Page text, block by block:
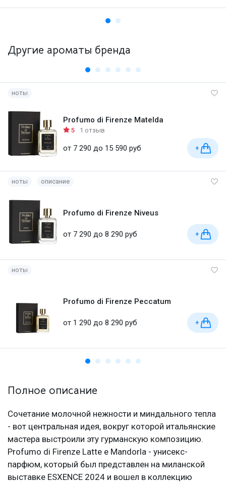
Другие ароматы бренда
ноты
Profumo di Firenze Matelda
5 1 отзыв
от 7 290 до 15 590 руб +
ноты описание
Profumo di Firenze Niveus
от 7 290 до 8 290 руб +
ноты
Profumo di Firenze Peccatum
от 1 290 до 8 290 руб +
Полное описание
Сочетание молочной нежности и миндального тепла
- вот центральная идея, вокруг которой итальянские
мастера выстроили эту гурманскую композицию.
Profumo di Firenze Latte e Mandorla - унисекс-
парфюм, который был представлен на миланской
выставке ESXENCE 2024 и вошел в коллекцию